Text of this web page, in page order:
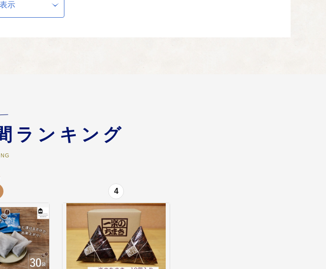
種支援制度の充実など、安心して子どもを産み育てられる環境整備に活用します。 安心し
進】
大等の社会の変革に対応する為、ICT等のデジタル技術を活用し将来にわたって市民が豊か
による地域の活性化を図るために活用します。 文化財保護調査事／観光行事開催事業／観
示
ランキング
4